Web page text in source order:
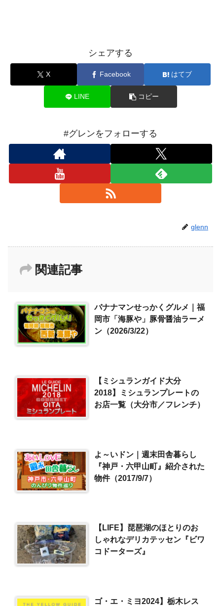
シェアする
X Facebook はてブ
LINE コピー
#グレンをフォローする
glenn
関連記事
バナナマンせっかくグルメ｜福
岡市「海豚や」豚骨醤油ラーメ
ン（2026/3/22）
【ミシュランガイド大分
2018】ミシュランプレートの
お店一覧（大分市／フレンチ）
よ～いドン｜週末田舎暮らし
『神戸・六甲山町』紹介された
物件（2017/9/7）
【LIFE】琵琶湖のほとりのお
しゃれなデリカテッセン『ビワ
コドーターズ』
ゴ・エ・ミヨ2024】栃木レス